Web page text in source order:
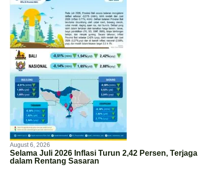
August 6, 2026
Selama Juli 2026 Inflasi Turun 2,42 Persen, Terjaga
dalam Rentang Sasaran